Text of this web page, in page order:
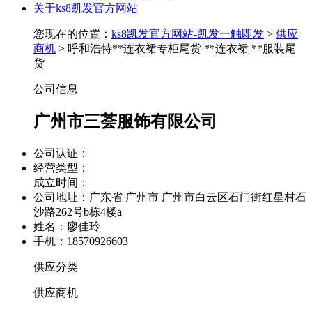
关于ks8凯发官方网站
您现在的位置： ks8凯发官方网站-凯发一触即发 > 供应
商机 > 呼和浩特**连衣裙专柜尾货 **连衣裙 **服装尾
货
公司信息
广州市三荟服饰有限公司
公司认证：
经营类型：
成立时间：
公司地址： 广东省 广州市 广州市白云区石门街红星村石
沙路262号b栋4楼a
姓名：廖佳玲
手机：18570926603
供应分类
供应商机